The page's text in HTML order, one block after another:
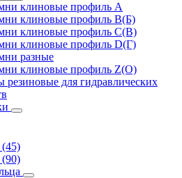
клиновые профиль A
клиновые профиль B(Б)
клиновые профиль C(В)
клиновые профиль D(Г)
разные
клиновые профиль Z(О)
для гидравлических